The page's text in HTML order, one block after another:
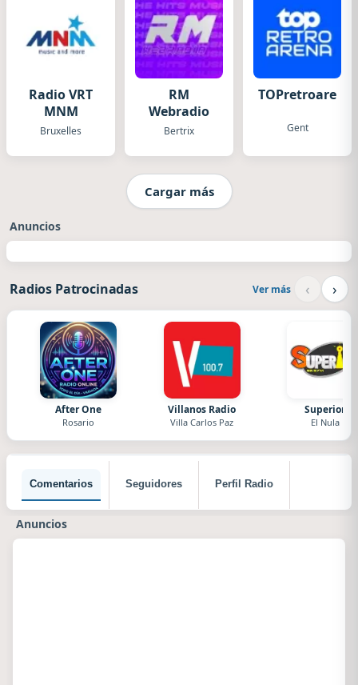
Radio VRT
MNM
Bruxelles
RM
Webradio
Bertrix
TOPretroarena
Gent
Cargar más
Anuncios
Radios Patrocinadas Ver más ‹ ›
After One
Rosario
Villanos Radio
Villa Carlos Paz
Superior
El Nula
Comentarios Seguidores Perfil Radio
Anuncios